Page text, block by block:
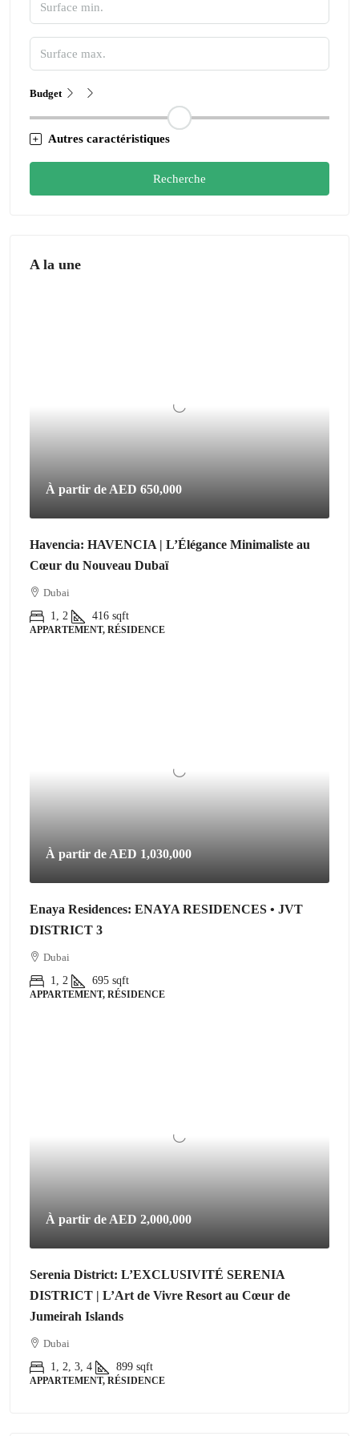
Budget
Autres caractéristiques
Recherche
A la une
À partir de AED 650,000
Havencia: HAVENCIA | L’Élégance Minimaliste au
Cœur du Nouveau Dubaï
Dubai
1, 2
416 sqft
APPARTEMENT, RÉSIDENCE
À partir de AED 1,030,000
Enaya Residences: ENAYA RESIDENCES • JVT
DISTRICT 3
Dubai
1, 2
695 sqft
APPARTEMENT, RÉSIDENCE
À partir de AED 2,000,000
Serenia District: L’EXCLUSIVITÉ SERENIA
DISTRICT | L’Art de Vivre Resort au Cœur de
Jumeirah Islands
Dubai
1, 2, 3, 4
899 sqft
APPARTEMENT, RÉSIDENCE